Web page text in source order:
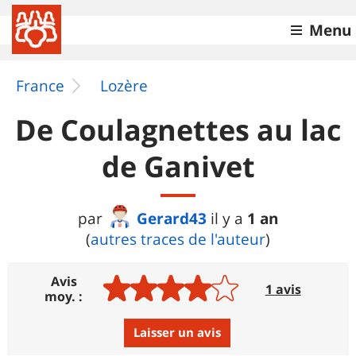
Menu
France Lozère
De Coulagnettes au lac
de Ganivet
par Gerard43 il y a 1 an
(autres traces de l'auteur)
Avis
moy. :
1 avis
Laisser un avis